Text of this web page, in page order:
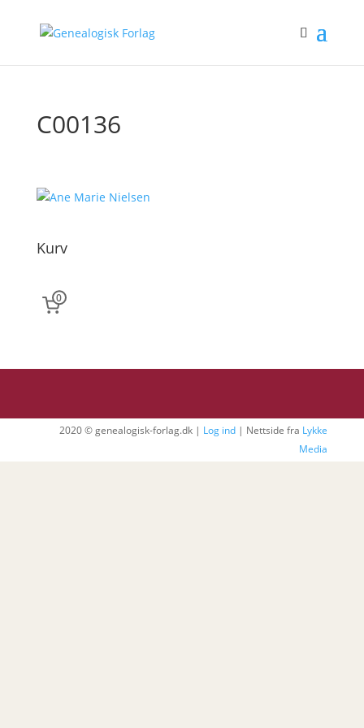
C00136
Kurv
0
2020 © genealogisk-forlag.dk | Log ind | Nettside fra Lykke
Media